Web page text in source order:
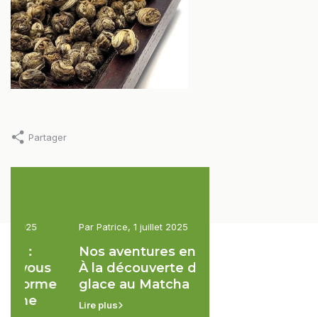
Partager
Par Patrice, 1 juillet 2025
Nos aventures en Chine -
À la découverte de la
glace au Matcha
Lire plus